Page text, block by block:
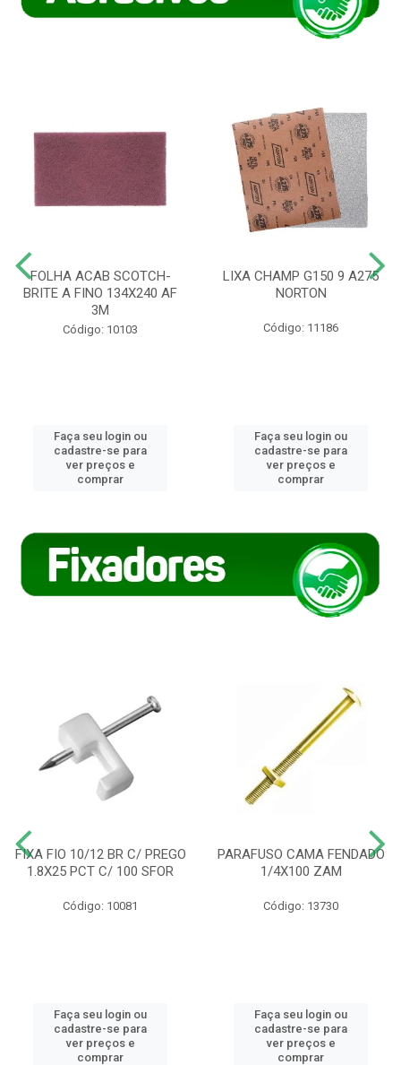
FOLHA ACAB SCOTCH-
BRITE A FINO 134X240 AF
3M
Código: 10103
Faça seu login ou
cadastre-se para
ver preços e
comprar
LIXA CHAMP G150 9 A275
NORTON
Código: 11186
Faça seu login ou
cadastre-se para
ver preços e
comprar
FIXA FIO 10/12 BR C/ PREGO
1.8X25 PCT C/ 100 SFOR
Código: 10081
Faça seu login ou
cadastre-se para
ver preços e
comprar
PARAFUSO CAMA FENDADO
1/4X100 ZAM
Código: 13730
Faça seu login ou
cadastre-se para
ver preços e
comprar